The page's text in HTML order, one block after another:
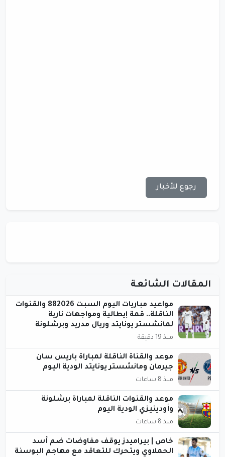
رجوع للأخبار
المقالات الشائعة
مواعيد مباريات اليوم السبت 882026 والقنوات
الناقلة.. قمة إيطالية ومواجهات نارية
لمانشستر يونايتد وريال مدريد وبرشلونة
منذ 19 دقيقة
موعد والقناة الناقلة لمباراة باريس سان
جيرمان ومانشستر يونايتد الودية اليوم
منذ 8 ساعات
موعد والقنوات الناقلة لمباراة برشلونة
وأودينيزي الودية اليوم
منذ 8 ساعات
خاص | بيراميدز يوقف مفاوضات ضم أسد
الحملاوي ويتحرك للتعاقد مع مهاجم البوسنة